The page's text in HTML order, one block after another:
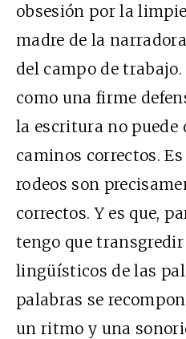
obsesión por la
madre de la
del campo de
como una firme
la escritura no puede
caminos correctos.
rodeos son
correctos. Y es que,
tengo que
lingüísticos de las
palabras se
un ritmo y una